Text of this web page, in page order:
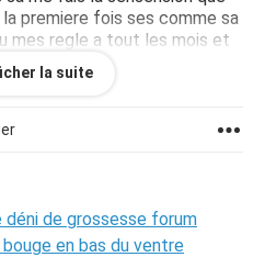
premiere fois ses comme sa
mes regle a tout les mois et
davance a tout celle qui
la suite
déni de grossesse forum
en bas du ventre